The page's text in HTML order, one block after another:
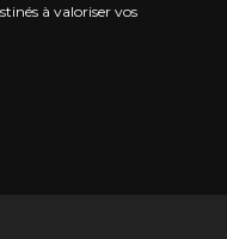
à valoriser vos